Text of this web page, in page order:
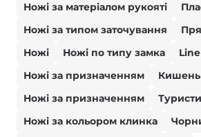
Ножі за матеріалом рукояті
Ножі за типом заточування
Ножі
Ножі по типу замка
Ножі за призначенням
Ножі за призначенням
Ножі за кольором клинка